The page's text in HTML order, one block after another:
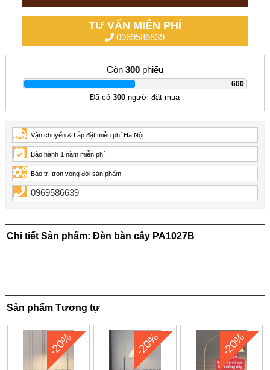
TƯ VẤN MIỄN PHÍ
0969586639
Còn 300phiếu
600
|
Đã có300 người đặt mua
Vận chuyển & Lắp đặt miễn phí Hà Nội
Bảo hành 1 năm miễn phí
Bảo trì trọn vòng đời sản phẩm
0969586639
Chi tiết Sản phẩm: Đèn bàn cây PA1027B
Sản phẩm Tương tự
-20% -20% -20%